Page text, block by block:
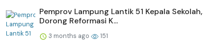
Pemprov Lampung Lantik 51 Kepala Sekolah,
Dorong Reformasi K...
3 months ago 151